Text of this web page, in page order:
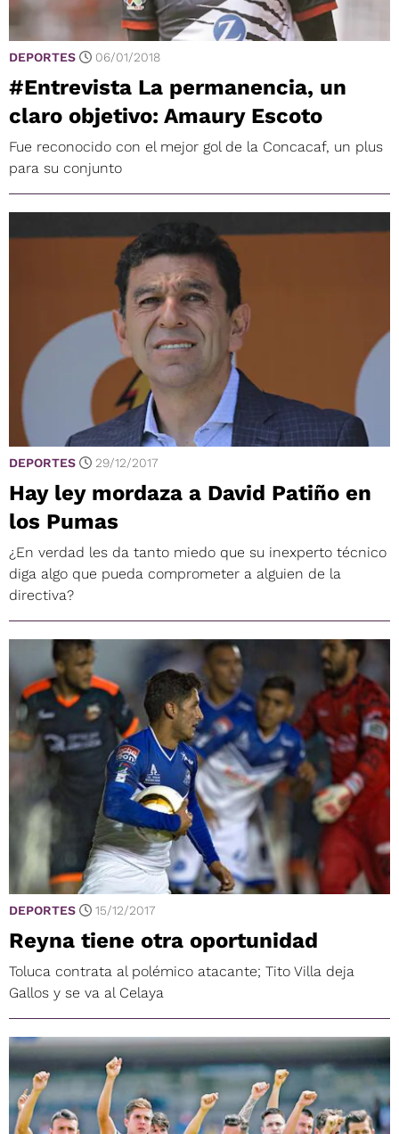
DEPORTES 06/01/2018
#Entrevista La permanencia, un
claro objetivo: Amaury Escoto
Fue reconocido con el mejor gol de la Concacaf, un plus
para su conjunto
DEPORTES 29/12/2017
Hay ley mordaza a David Patiño en
los Pumas
¿En verdad les da tanto miedo que su inexperto técnico
diga algo que pueda comprometer a alguien de la
directiva?
DEPORTES 15/12/2017
Reyna tiene otra oportunidad
Toluca contrata al polémico atacante; Tito Villa deja
Gallos y se va al Celaya